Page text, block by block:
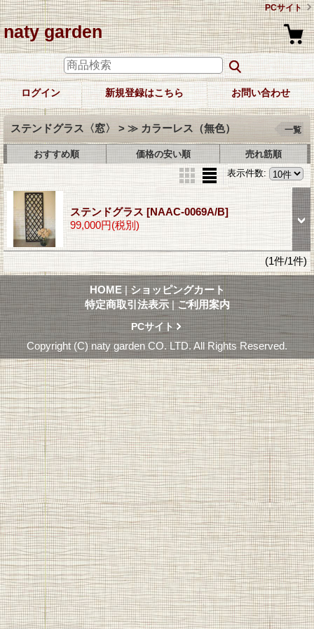
PCサイト
naty garden
ログイン 新規登録はこちら お問い合わせ
ステンドグラス〈窓〉 > ≫ カラーレス（無色） 一覧
おすすめ順 価格の安い順
売れ筋順
表示件数:
ステンドグラス [NAAC-0069A/B]
99,000円(税別)
(1件/1件)
HOME | ショッピングカート
特定商取引法表示 | ご利用案内
PCサイト
Copyright (C) naty garden CO. LTD. All Rights Reserved.